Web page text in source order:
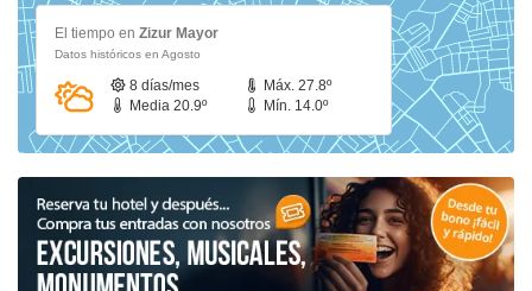
El tiempo en Zizur Mayor
Datos históricos en Agosto
8 días/mes
Máx. 27.8º
Media 20.9º
Mín. 14.0º